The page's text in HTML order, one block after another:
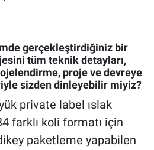
gerçekleştirdiğiniz bir
tüm teknik detayları,
proje ve devreye
sizden dinleyebilir miyiz?
private label ıslak
farklı koli formatı için
paketleme yapabilen